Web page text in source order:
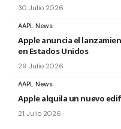
30 Julio 2026
AAPL News
Apple anuncia el
en Estados Unidos
29 Julio 2026
AAPL News
Apple alquila un nuevo
21 Julio 2026